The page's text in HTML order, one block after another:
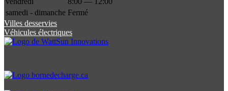
samedi - dimanche Fermé
Villes desservies
Véhicules électriques